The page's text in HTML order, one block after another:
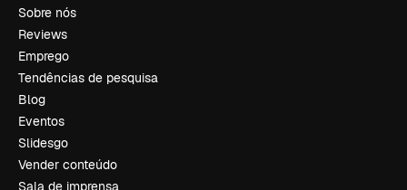
Sobre nós
Reviews
Emprego
Tendências de pesquisa
Blog
Eventos
Slidesgo
Vender conteúdo
Sala de imprensa